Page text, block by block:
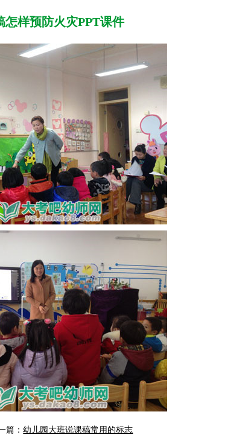
怎样预防火灾PPT课件
篇：幼儿园大班说课稿常用的标志